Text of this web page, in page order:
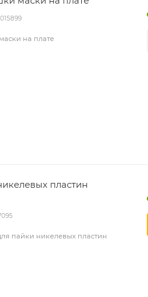
на плате
пластин
пайки никелевых пластин